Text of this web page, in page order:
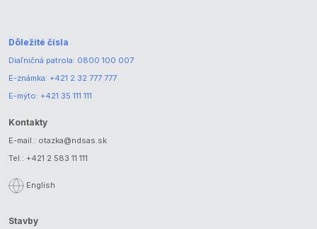
Dôležité čísla
Diaľničná patrola: 0800 100 007
E-známka: +421 2 32 777 777
E-mýto: +421 35 111 111
Kontakty
E-mail.: otazka@ndsas.sk
Tel.: +421 2 583 11 111
English
Stavby